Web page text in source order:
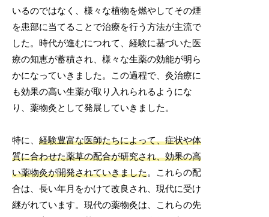
いるのではなく、様々な植物を燃やしてその煙
を患部に当てることで治療を行う方法が主流で
した。時代が進むにつれて、経験に基づいた医
療の知恵が蓄積され、様々な生薬の効能が明ら
かになっていきました。この過程で、灸治療に
も効果の高い生薬が取り入れられるようにな
り、薬物灸として発展していきました。
特に、経験豊富な医師たちによって、症状や体
質に合わせた薬草の配合が研究され、効果の高
い薬物灸が開発されていきました。これらの配
合は、長い年月をかけて改良され、現代に受け
継がれています。現代の薬物灸は、これらの先